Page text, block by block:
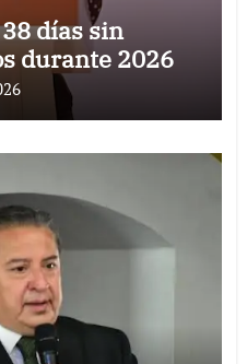
días sin
durante 2026